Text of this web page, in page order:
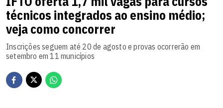
técnicos integrados ao ensino médio;
veja como concorrer
Inscrições seguem até 20 de agosto e provas ocorrerão em
setembro em 11 municípios